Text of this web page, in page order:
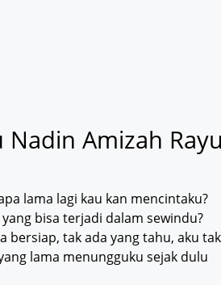
Nadin Amizah
lama lagi kau kan mencintaku?
bisa terjadi dalam sewindu?
bersiap, tak ada yang tahu, aku
lama menungguku sejak dulu